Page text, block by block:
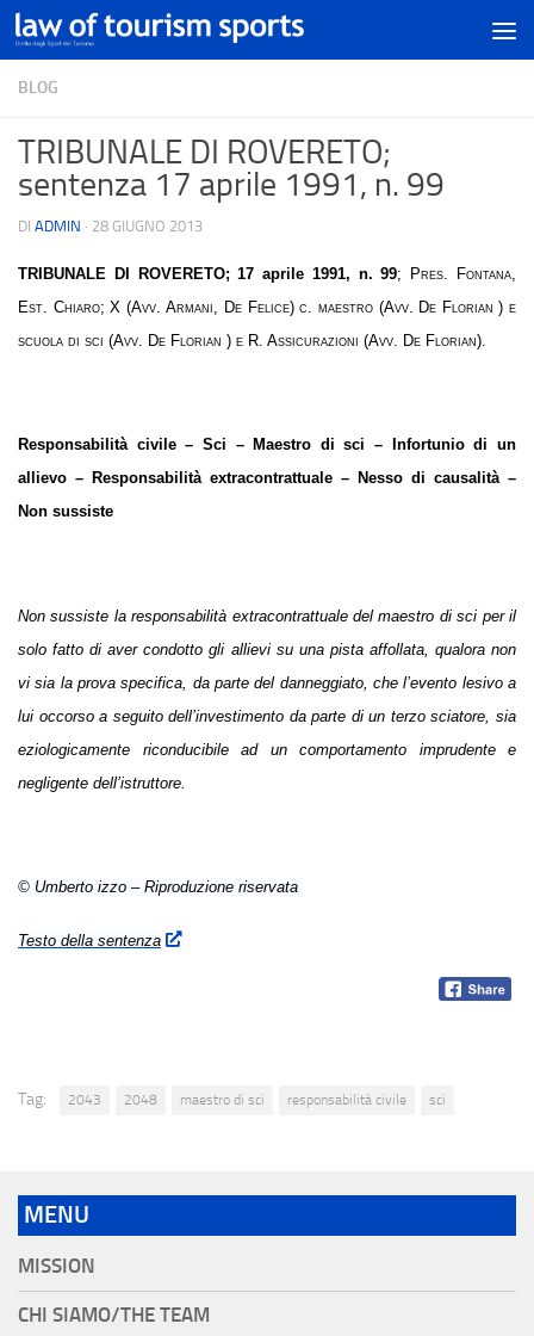
BLOG
TRIBUNALE DI ROVERETO;
sentenza 17 aprile 1991, n. 99
DI ADMIN · 28 GIUGNO 2013
TRIBUNALE DI ROVERETO; 17 aprile 1991, n. 99; Pres. Fontana,
Est. Chiaro; X (Avv. Armani, De Felice) c. maestro (Avv. De Florian ) e
scuola di sci (Avv. De Florian ) e R. Assicurazioni (Avv. De Florian).
Responsabilità civile – Sci – Maestro di sci – Infortunio di un
allievo – Responsabilità extracontrattuale – Nesso di causalità –
Non sussiste
Non sussiste la responsabilità extracontrattuale del maestro di sci per il
solo fatto di aver condotto gli allievi su una pista affollata, qualora non
vi sia la prova specifica, da parte del danneggiato, che l’evento lesivo a
lui occorso a seguito dell’investimento da parte di un terzo sciatore, sia
eziologicamente riconducibile ad un comportamento imprudente e
negligente dell’istruttore.
© Umberto izzo – Riproduzione riservata
Testo della sentenza
Tag: 2043 2048 maestro di sci responsabilità civile sci
MENU
MISSION
CHI SIAMO/THE TEAM